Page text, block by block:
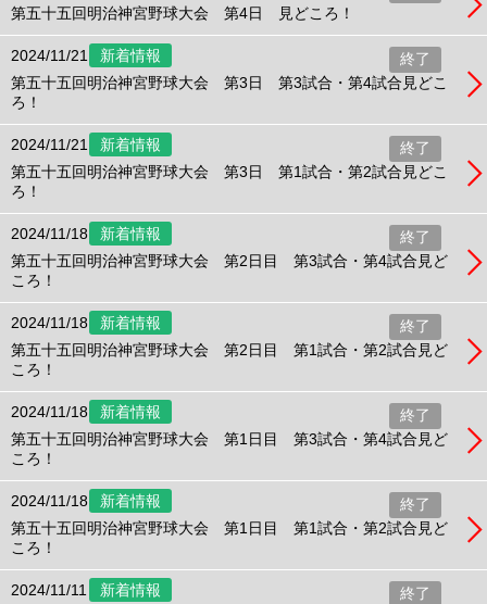
第五十五回明治神宮野球大会 第4日 見どころ！
2024/11/21 新着情報
終了
第五十五回明治神宮野球大会 第3日 第3試合・第4試合見どこ
ろ！
2024/11/21 新着情報
終了
第五十五回明治神宮野球大会 第3日 第1試合・第2試合見どこ
ろ！
2024/11/18 新着情報
終了
第五十五回明治神宮野球大会 第2日目 第3試合・第4試合見ど
ころ！
2024/11/18 新着情報
終了
第五十五回明治神宮野球大会 第2日目 第1試合・第2試合見ど
ころ！
2024/11/18 新着情報
終了
第五十五回明治神宮野球大会 第1日目 第3試合・第4試合見ど
ころ！
2024/11/18 新着情報
終了
第五十五回明治神宮野球大会 第1日目 第1試合・第2試合見ど
ころ！
2024/11/11 新着情報
終了